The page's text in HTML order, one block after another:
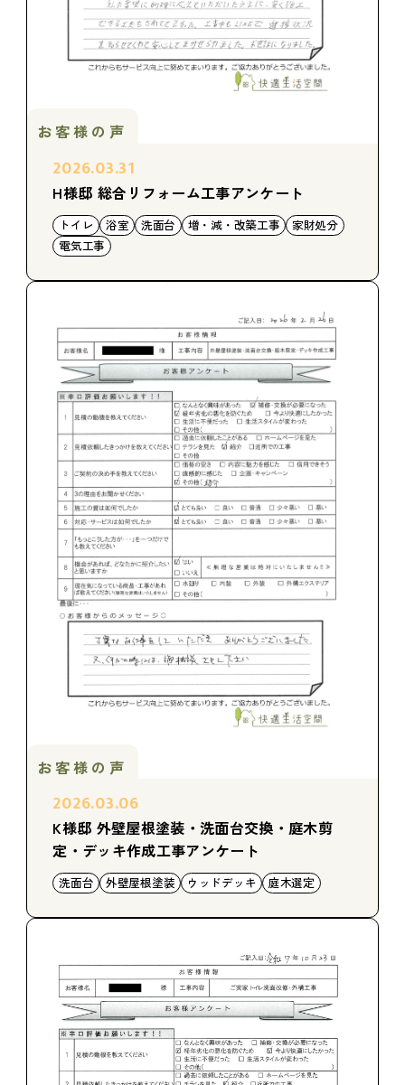
お客様の声
2026.03.31
H様邸 総合リフォーム工事アンケート
トイレ 浴室 洗面台 増・減・改築工事
家財処分
電気工事
お客様の声
2026.03.06
K様邸 外壁屋根塗装・洗面台交換・庭木剪
定・デッキ作成工事アンケート
洗面台 外壁屋根塗装 ウッドデッキ 庭木選定